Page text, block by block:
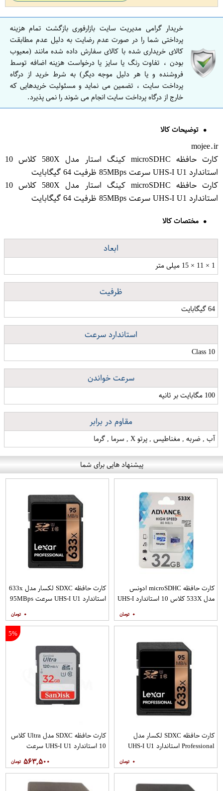
خریدار گرامی مدیریت سایت بازارفوری بازگشت تمام هزینه
پرداختی شما را در صورت عدم رضایت به دلیل عدم مطابقت
کالای خریداری شده با کالای سفارش داده شده مانند (معیوب
بودن ، تفاوت رنگ یا سایز یا درخواست هزینه اضافه توسط
فروشنده و یا هر دلیل موجه دیگر) به شرط خرید از درگاه
پرداخت سایت ، تضمین می نماید و مسئولیت خریدهایی که
خارج از درگاه پرداخت سایت انجام می شوند را نمی پذیرد.
توضیحات کالا
mojee.ir
کارت حافظه microSDHC کینگ استار مدل 580X کلاس 10
استاندارد UHS-I U1 سرعت 85MBps ظرفیت 64 گیگابایت
کارت حافظه microSDHC کینگ استار مدل 580X کلاس 10
استاندارد UHS-I U1 سرعت 85MBps ظرفیت 64 گیگابایت
مختصات کالا
ابعاد
1 × 11 × 15 میلی متر
ظرفیت
64 گیگابایت
استاندارد سرعت
Class 10
سرعت خواندن
100 مگابایت بر ثانیه
مقاوم در برابر
آب , ضربه , مغناطیس , پرتو X , سرما , گرما
پیشنهاد هایی برای شما
کارت حافظه microSDHC ادونس
مدل 533X کلاس 10 استاندارد UHS-I
U1 سرعت 80MBps به همراه آداپتور
SD
۰
کارت حافظه SDXC لکسار مدل 633x
استاندارد UHS-I U1 سرعت 95MBps
۰
کارت حافظه SDXC لکسار مدل
Professional استاندارد UHS-I U1
سرعت 95MBps 633X ظرفیت 256
گیگابایت
۰
5%
کارت حافظه SDXC مدل Ultra کلاس
10 استاندارد UHS-I U1 سرعت
۵۶۳,۵۰۰